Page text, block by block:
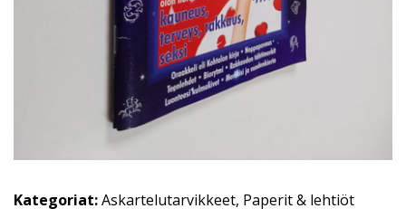
Kategoriat:Askartelutarvikkeet, Paperit & lehtiöt